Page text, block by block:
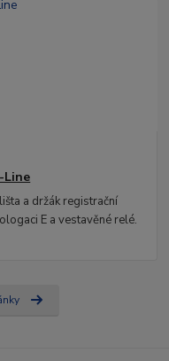
Line
a držák registrační
E a vestavěné relé.